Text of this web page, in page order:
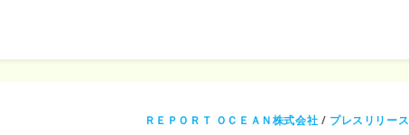
ＲＥＰＯＲＴ ＯＣＥＡＮ株式会社 / プレスリリース